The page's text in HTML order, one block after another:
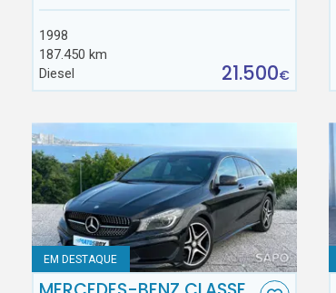
1998
187.450 km
Diesel
21.500€
EM DESTAQUE